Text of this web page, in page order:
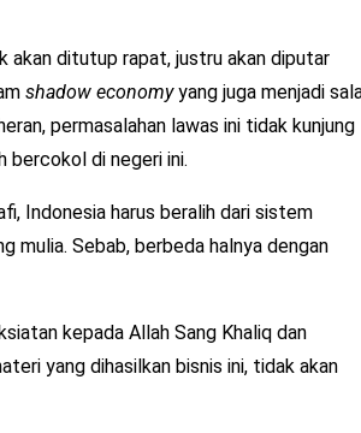
akan ditutup rapat, justru akan diputar
shadow economyyang juga menjadi
permasalahan lawas ini tidak kunjung
bercokol di negeri ini.
Indonesia harus beralih dari sistem
mulia. Sebab, berbeda halnya dengan
kepada Allah Sang Khaliq dan
yang dihasilkan bisnis ini, tidak akan